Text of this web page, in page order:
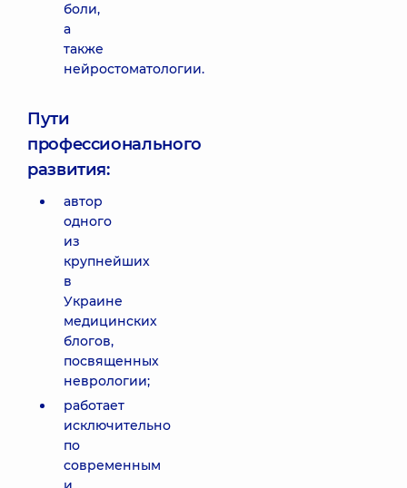
боли,
а
также
нейростоматологии.
Пути
профессионального
развития:
автор
одного
из
крупнейших
в
Украине
медицинских
блогов,
посвященных
неврологии;
работает
исключительно
по
современным